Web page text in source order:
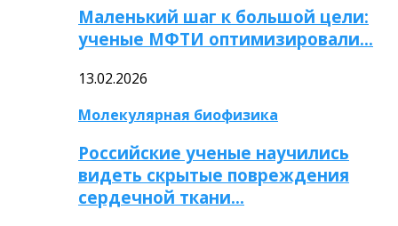
Маленький шаг к большой цели:
ученые МФТИ оптимизировали…
13.02.2026
Молекулярная биофизика
Российские ученые научились
видеть скрытые повреждения
сердечной ткани…